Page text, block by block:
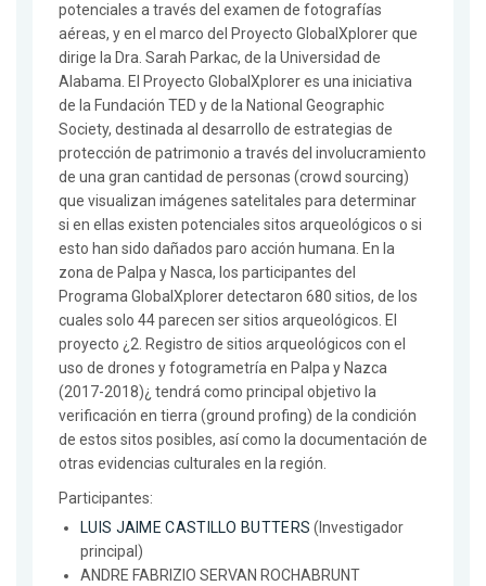
potenciales a través del examen de fotografías
aéreas, y en el marco del Proyecto GlobalXplorer que
dirige la Dra. Sarah Parkac, de la Universidad de
Alabama. El Proyecto GlobalXplorer es una iniciativa
de la Fundación TED y de la National Geographic
Society, destinada al desarrollo de estrategias de
protección de patrimonio a través del involucramiento
de una gran cantidad de personas (crowd sourcing)
que visualizan imágenes satelitales para determinar
si en ellas existen potenciales sitos arqueológicos o si
esto han sido dañados paro acción humana. En la
zona de Palpa y Nasca, los participantes del
Programa GlobalXplorer detectaron 680 sitios, de los
cuales solo 44 parecen ser sitios arqueológicos. El
proyecto ¿2. Registro de sitios arqueológicos con el
uso de drones y fotogrametría en Palpa y Nazca
(2017-2018)¿ tendrá como principal objetivo la
verificación en tierra (ground profing) de la condición
de estos sitos posibles, así como la documentación de
otras evidencias culturales en la región.
Participantes:
LUIS JAIME CASTILLO BUTTERS (Investigador
principal)
ANDRE FABRIZIO SERVAN ROCHABRUNT